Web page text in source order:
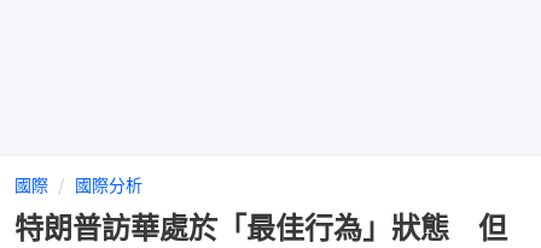
國際 國際分析
特朗普訪華處於「最佳行為」狀態 但